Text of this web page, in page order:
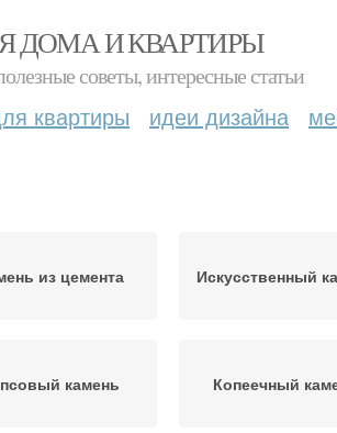
ДОМА И КВАРТИРЫ
советы, интересные статьи
квартиры идеи дизайна
из цемента Искусственный
камень Копеечный